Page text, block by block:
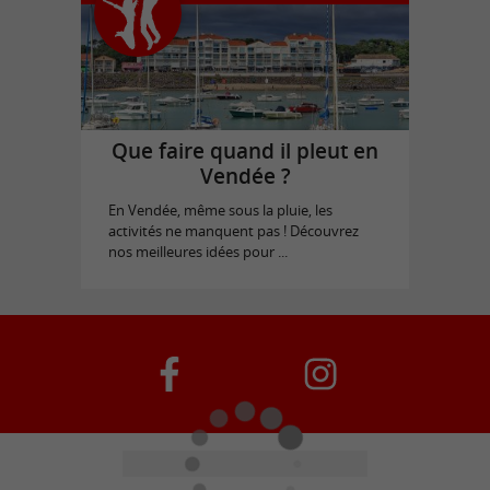
Que faire quand il pleut en
Vendée ?
En Vendée, même sous la pluie, les
activités ne manquent pas ! Découvrez
nos meilleures idées pour ...